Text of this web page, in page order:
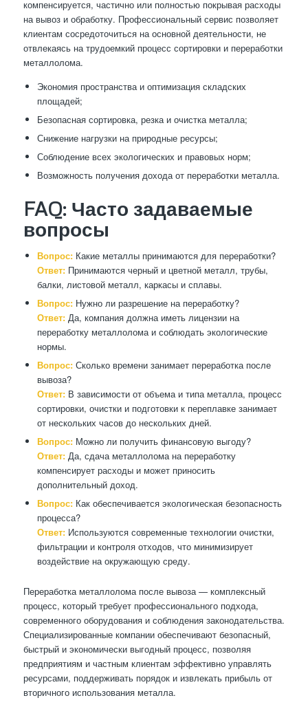
компенсируется, частично или полностью покрывая расходы
на вывоз и обработку. Профессиональный сервис позволяет
клиентам сосредоточиться на основной деятельности, не
отвлекаясь на трудоемкий процесс сортировки и переработки
металлолома.
Экономия пространства и оптимизация складских
площадей;
Безопасная сортировка, резка и очистка металла;
Снижение нагрузки на природные ресурсы;
Соблюдение всех экологических и правовых норм;
Возможность получения дохода от переработки металла.
FAQ: Часто задаваемые
вопросы
Вопрос:Какие металлы принимаются для переработки?
Ответ:Принимаются черный и цветной металл, трубы,
балки, листовой металл, каркасы и сплавы.
Вопрос:Нужно ли разрешение на переработку?
Ответ:Да, компания должна иметь лицензии на
переработку металлолома и соблюдать экологические
нормы.
Вопрос:Сколько времени занимает переработка после
вывоза?
Ответ:В зависимости от объема и типа металла, процесс
сортировки, очистки и подготовки к переплавке занимает
от нескольких часов до нескольких дней.
Вопрос:Можно ли получить финансовую выгоду?
Ответ:Да, сдача металлолома на переработку
компенсирует расходы и может приносить
дополнительный доход.
Вопрос:Как обеспечивается экологическая безопасность
процесса?
Ответ:Используются современные технологии очистки,
фильтрации и контроля отходов, что минимизирует
воздействие на окружающую среду.
Переработка металлолома после вывоза — комплексный
процесс, который требует профессионального подхода,
современного оборудования и соблюдения законодательства.
Специализированные компании обеспечивают безопасный,
быстрый и экономически выгодный процесс, позволяя
предприятиям и частным клиентам эффективно управлять
ресурсами, поддерживать порядок и извлекать прибыль от
вторичного использования металла.